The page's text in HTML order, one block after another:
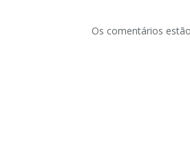
Os comentários